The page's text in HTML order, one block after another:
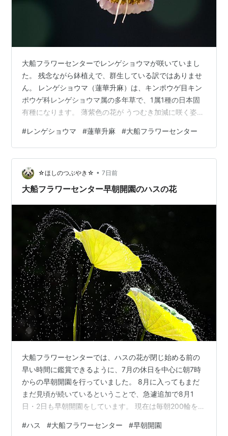
大船フラワーセンターでレンゲショウマが咲いていまし
た。 残念ながら鉢植えで、群生している訳ではありませ
ん。 レンゲショウマ（蓮華升麻）は、キンポウゲ目キン
ポウゲ科レンゲショウマ属の多年草で、1属1種の日本固
有種になります。 薄紫色の花が うつむき加減に咲く姿は
梅市にある御岳山の富士峰園地北側斜面には、約５万株
のレンゲショウマが群生しており、レンゲショウマの群
生地としては、日本一といわれています。 今年は7月18
日から9月6日まで「みたけさんレンゲショウマまつり」
が開催されています。見頃は８月中旬頃で、7月31日現在
#レンゲショウマ #蓮華升麻 #大船フラワーセンター
☆ほしのつぶやき☆ • 7日前
大船フラワーセンター早朝開園のハスの花
大船フラワーセンターでは、ハスの花が閉じ始める前の
早い時間に鑑賞できるように、7月の休日を中心に朝7時
からの早朝開園を行っていました。 8月に入ってもまだ
まだ見頃が続いているということで、急遽追加で8月1
日・2日も早朝開園をしています。 現在は毎朝200輪を超
行ってみました。 特に説明はしませんが、ハスの花で
#ハス #大船フラワーセンター #早朝開園